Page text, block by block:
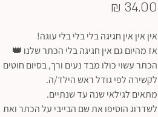
אין אין אין חגיגה בלי בלי בלי עוגה!
אז מהיום גם אין חגיגה בלי הכתר שלנו 👑
הכתר עשוי כולו מבד נעים ורך, בסיום חוטים
לקשירה לפי גודל ראש הילד/ה.
מתאים לגילאי שנה עד שנתיים.
לשדרוג הוסיפו את שם הבייבי על הכתר ואת